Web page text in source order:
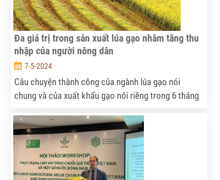
Đa giá trị trong sản xuất lúa gạo nhằm tăng thu
nhập của người nông dân
7-5-2024
Câu chuyện thành công của ngành lúa gạo nói
chung và của xuất khẩu gạo nói riêng trong 6 tháng
tăng 22,2% nhưng tăng tới 34,7% về giá trị. Điều này
đã cho thấy những thành công trong nỗ lực cải thiện
giá trị của nông sản Việt Nam nói chung và thu nhập
của nông dân sản xuất lúa gạo nói riêng.